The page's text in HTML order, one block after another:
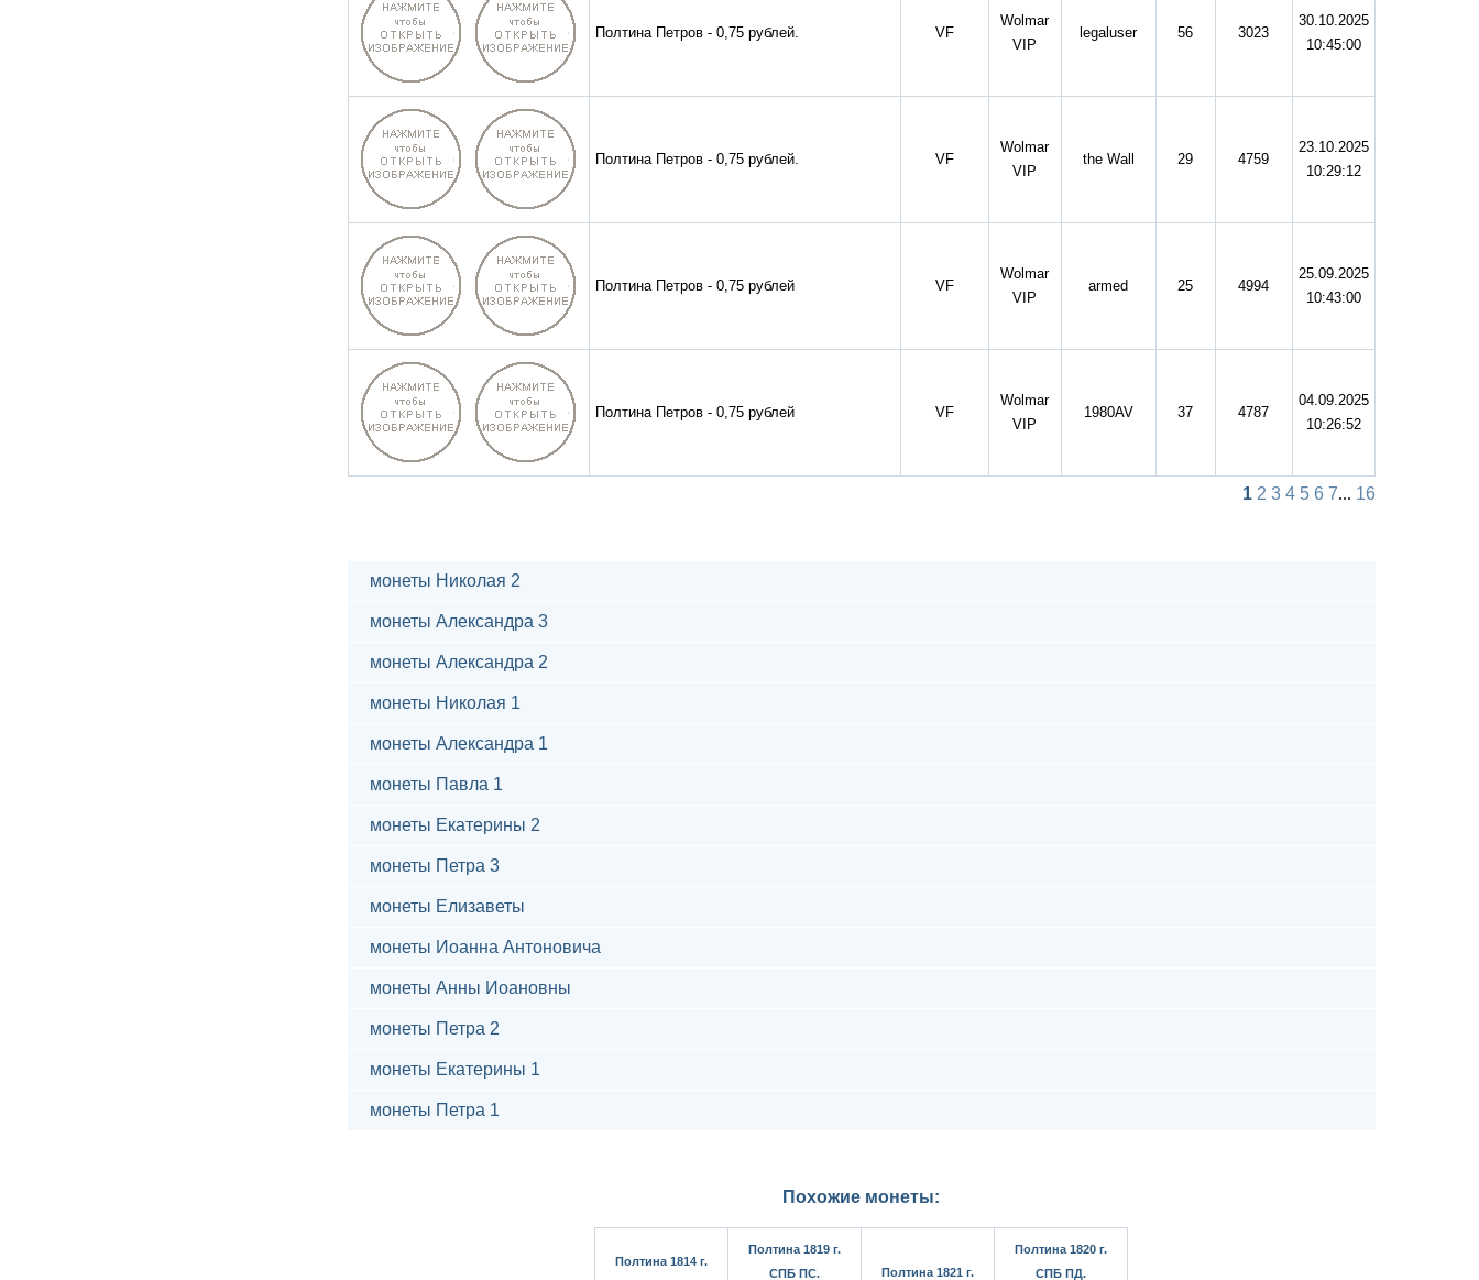
Полтина Петров - 0,75 рублей. VF
Wolmar
VIP
legaluser 56 3023
30.10.2025
10:45:00
Полтина Петров - 0,75 рублей. VF
Wolmar
VIP
the Wall 29 4759
23.10.2025
10:29:12
Полтина Петров - 0,75 рублей VF
Wolmar
VIP
armed 25 4994
25.09.2025
10:43:00
Полтина Петров - 0,75 рублей VF
Wolmar
VIP
1980AV 37 4787
04.09.2025
10:26:52
1 2 3 4 5 6 7... 16
монеты Николая 2
монеты Александра 3
монеты Александра 2
монеты Николая 1
монеты Александра 1
монеты Павла 1
монеты Екатерины 2
монеты Петра 3
монеты Елизаветы
монеты Иоанна Антоновича
монеты Анны Иоановны
монеты Петра 2
монеты Екатерины 1
монеты Петра 1
Похожие монеты:
Полтина 1814 г.
Полтина 1819 г.
СПБ ПС.
Полтина 1821 г.
Полтина 1820 г.
СПБ ПД.